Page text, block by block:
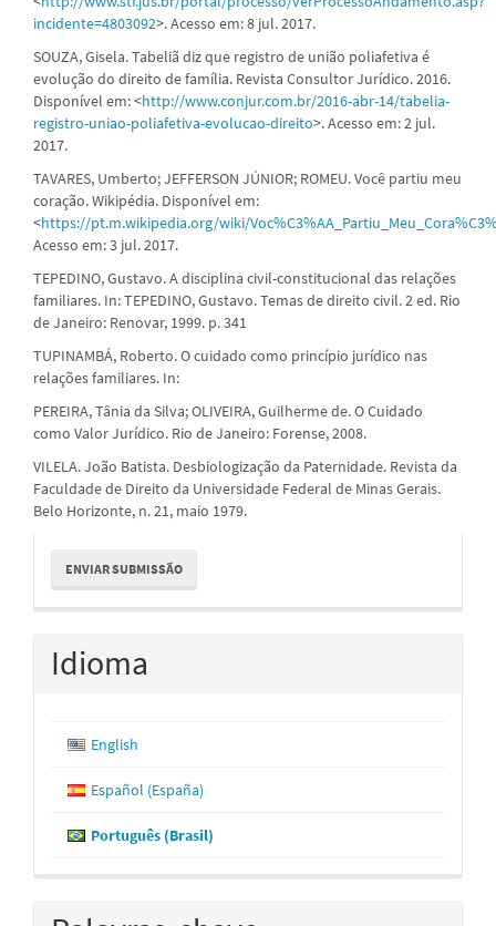
incidente=4803092>. Acesso em: 8 jul. 2017.
SOUZA, Gisela. Tabeliã diz que registro de união poliafetiva é
evolução do direito de família. Revista Consultor Jurídico. 2016.
Disponível em: <http://www.conjur.com.br/2016-abr-14/tabelia-
registro-uniao-poliafetiva-evolucao-direito>. Acesso em: 2 jul.
2017.
TAVARES, Umberto; JEFFERSON JÚNIOR; ROMEU. Você partiu meu
coração. Wikipédia. Disponível em:
<https://pt.m.wikipedia.org/wiki/
Acesso em: 3 jul. 2017.
TEPEDINO, Gustavo. A disciplina civil-constitucional das relações
familiares. In: TEPEDINO, Gustavo. Temas de direito civil. 2 ed. Rio
de Janeiro: Renovar, 1999. p. 341
TUPINAMBÁ, Roberto. O cuidado como princípio jurídico nas
relações familiares. In:
PEREIRA, Tânia da Silva; OLIVEIRA, Guilherme de. O Cuidado
como Valor Jurídico. Rio de Janeiro: Forense, 2008.
VILELA. João Batista. Desbiologização da Paternidade. Revista da
Faculdade de Direito da Universidade Federal de Minas Gerais.
Belo Horizonte, n. 21, maio 1979.
Enviar
Submissão
ENVIAR SUBMISSÃO
Idioma
English
Español (España)
Português (Brasil)